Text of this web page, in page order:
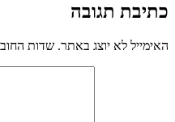
כתיבת תגובה
האימייל לא יוצג באתר. שדות